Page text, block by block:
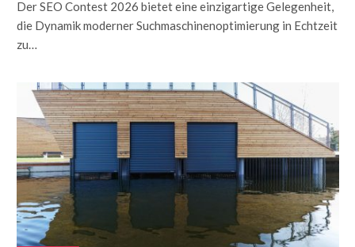
Der SEO Contest 2026 bietet eine einzigartige Gelegenheit,
die Dynamik moderner Suchmaschinenoptimierung in Echtzeit
zu…